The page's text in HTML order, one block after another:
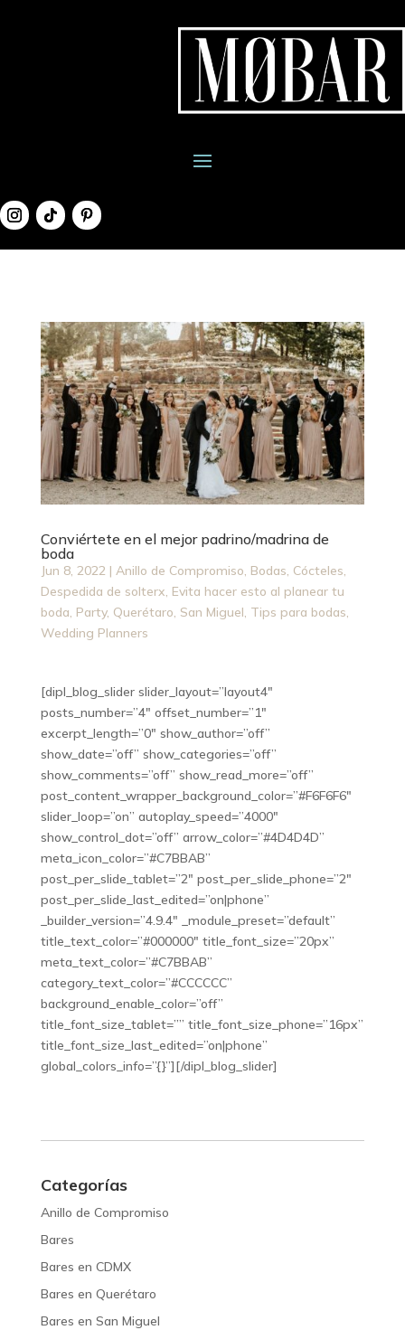
Conviértete en el mejor padrino/madrina de
boda
Jun 8, 2022 | Anillo de Compromiso, Bodas, Cócteles,
Despedida de solterx, Evita hacer esto al planear tu
boda, Party, Querétaro, San Miguel, Tips para bodas,
Wedding Planners
[dipl_blog_slider slider_layout=”layout4″
posts_number=”4″ offset_number=”1″
excerpt_length=”0″ show_author=”off”
show_date=”off” show_categories=”off”
show_comments=”off” show_read_more=”off”
post_content_wrapper_background_color=”#F6F6F6″
slider_loop=”on” autoplay_speed=”4000″
show_control_dot=”off” arrow_color=”#4D4D4D”
meta_icon_color=”#C7BBAB”
post_per_slide_tablet=”2″ post_per_slide_phone=”2″
post_per_slide_last_edited=”on|phone”
_builder_version=”4.9.4″ _module_preset=”default”
title_text_color=”#000000″ title_font_size=”20px”
meta_text_color=”#C7BBAB”
category_text_color=”#CCCCCC”
background_enable_color=”off”
title_font_size_tablet=”” title_font_size_phone=”16px”
title_font_size_last_edited=”on|phone”
global_colors_info=”{}”][/dipl_blog_slider]
Categorías
Anillo de Compromiso
Bares
Bares en CDMX
Bares en Querétaro
Bares en San Miguel